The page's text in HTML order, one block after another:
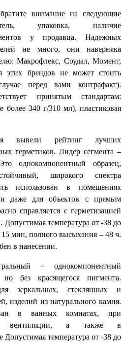
внимание на следующие
упаковка, наличие
у продавца. Надежных
не много, они наверняка
Макрофлекс, Соудал, Момент,
этих брендов не может стоить
перед вами контрафакт).
принятым стандартам:
340 г/310 мл), пластиковая
вывели рейтинг лучших
герметиков. Лидер сегмента –
однокомпонентный образец,
широкого спектра
использован в помещениях
даже для объектов с прямым
справляется с герметизацией
температура от -38 до
мин, полного высыхания – 48 ч.
в нанесении.
– однокомпонентный
без красящегося пигмента.
зеркальных, стеклянных и
изделий из натурального камня.
в ванных комнатах, при
вентиляции, а также в
температура от -38 до